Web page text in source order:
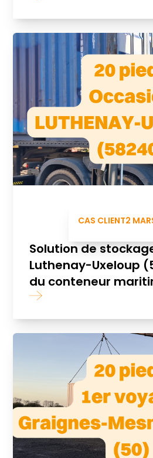
CAS CLIENT2
Solution de
Luthenay-Uxeloup
du conteneur